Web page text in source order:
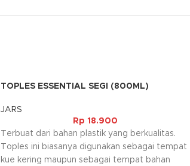
TOPLES ESSENTIAL SEGI (800ML)
JARS
Rp 18.900
Terbuat dari bahan plastik yang berkualitas.
Toples ini biasanya digunakan sebagai tempat
kue kering maupun sebagai tempat bahan